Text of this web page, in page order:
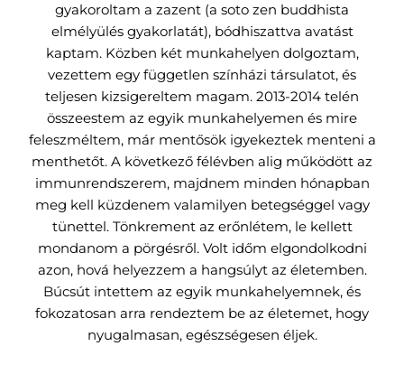
gyakoroltam a zazent (a soto zen buddhista
elmélyülés gyakorlatát), bódhiszattva avatást
kaptam. Közben két munkahelyen dolgoztam,
vezettem egy független színházi társulatot, és
teljesen kizsigereltem magam. 2013-2014 telén
összeestem az egyik munkahelyemen és mire
feleszméltem, már mentősök igyekeztek menteni a
menthetőt. A következő félévben alig működött az
immunrendszerem, majdnem minden hónapban
meg kell küzdenem valamilyen betegséggel vagy
tünettel. Tönkrement az erőnlétem, le kellett
mondanom a pörgésről. Volt időm elgondolkodni
azon, hová helyezzem a hangsúlyt az életemben.
Búcsút intettem az egyik munkahelyemnek, és
fokozatosan arra rendeztem be az életemet, hogy
nyugalmasan, egészségesen éljek.